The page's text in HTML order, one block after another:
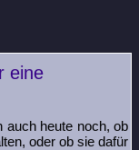
eine
auch heute noch, ob
oder ob sie dafür